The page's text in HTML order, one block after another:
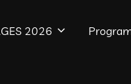
2026